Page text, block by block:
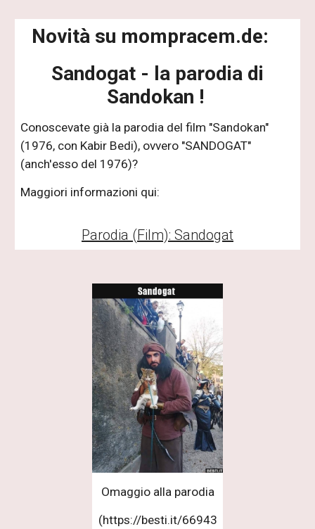
Novità su mompracem.de:
Sandogat - la parodia di
Sandokan !
Conoscevate già la parodia del film "Sandokan"
(1976, con Kabir Bedi), ovvero "SANDOGAT"
(anch'esso del 1976)?
Maggiori informazioni qui:
Parodia (Film): Sandogat
Omaggio alla parodia
(https://besti.it/66943